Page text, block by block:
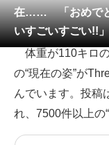
メディア
注目記事を集めた
ITの今と未来を見
スマホと通信の最
在…… 「おめでと
いすごいすごい!!」
体重が110キロ
の“現在の姿”が
んでいます。投稿
れ、7500件以上の